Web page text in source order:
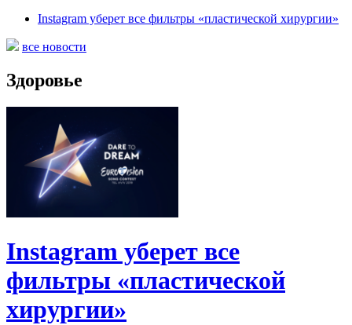
Instagram уберет все фильтры «пластической хирургии»
все новости
Здоровье
Instagram уберет все
фильтры «пластической
хирургии»